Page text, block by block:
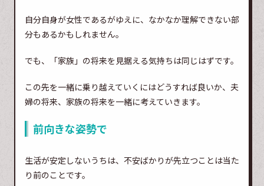
自分自身が女性であるがゆえに、なかなか理解できない部
分もあるかもしれません。
でも、「家族」の将来を見据える気持ちは同じはずです。
この先を一緒に乗り越えていくにはどうすれば良いか、夫
婦の将来、家族の将来を一緒に考えていきます。
前向きな姿勢で
生活が安定しないうちは、不安ばかりが先立つことは当た
り前のことです。